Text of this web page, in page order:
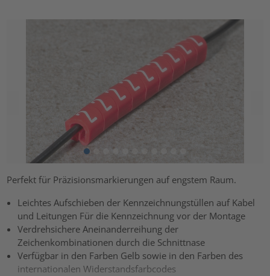
Perfekt für Präzisionsmarkierungen auf engstem Raum.
Leichtes Aufschieben der Kennzeichnungstüllen auf Kabel
und Leitungen Für die Kennzeichnung vor der Montage
Verdrehsichere Aneinanderreihung der
Zeichenkombinationen durch die Schnittnase
Verfügbar in den Farben Gelb sowie in den Farben des
internationalen Widerstandsfarbcodes